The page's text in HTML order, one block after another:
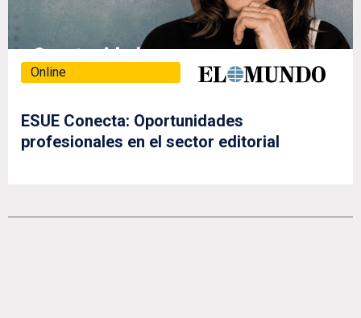
Online
ESUE Conecta: Oportunidades
profesionales en el sector editorial